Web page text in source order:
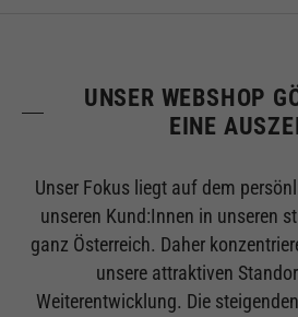
UNSER WEBSHOP
EINE
Unser Fokus liegt auf dem
unseren Kund:Innen in unseren
ganz Österreich. Daher
unsere attraktiven
Weiterentwicklung. Die